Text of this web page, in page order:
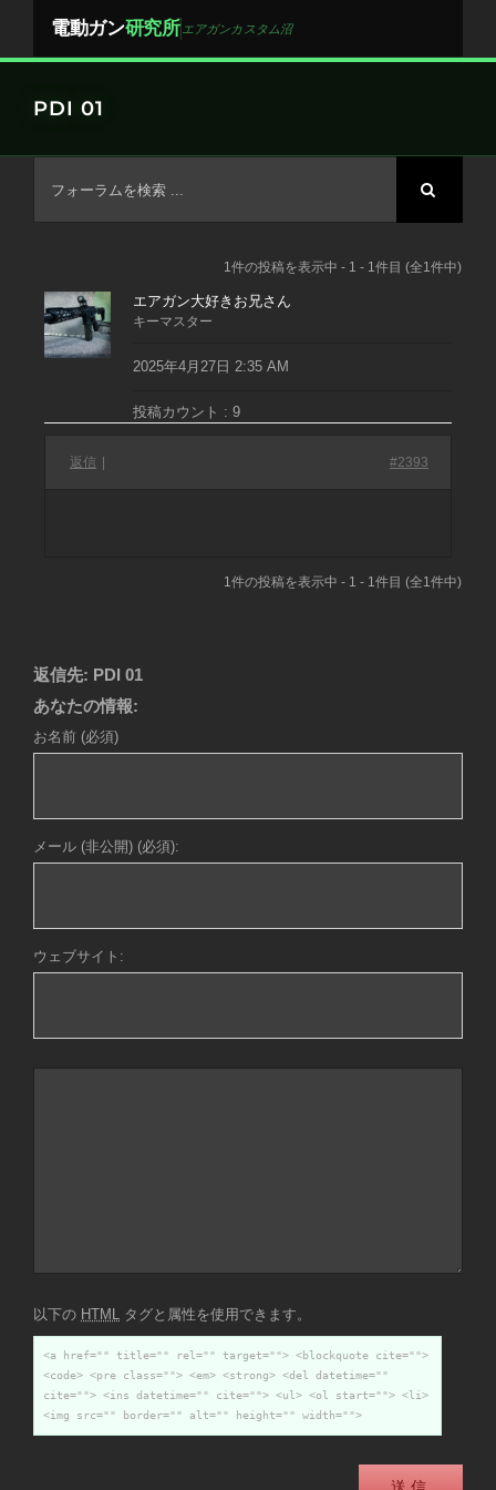
電動ガン研究所 エアガンカスタム沼
PDI 01
1件の投稿を表示中 - 1 - 1件目 (全1件中)
エアガン大好きお兄さん
キーマスター
2025年4月27日 2:35 AM
投稿カウント : 9
#2393
返信
1件の投稿を表示中 - 1 - 1件目 (全1件中)
返信先: PDI 01
あなたの情報:
お名前 (必須)
メール (非公開) (必須):
ウェブサイト:
以下の HTML タグと属性を使用できます。
<a href="" title="" rel="" target=""> <blockquote cite="">
<code> <pre class=""> <em> <strong> <del datetime=""
cite=""> <ins datetime="" cite=""> <ul> <ol start=""> <li>
<img src="" border="" alt="" height="" width="">